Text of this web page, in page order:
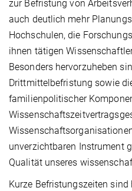
zur Befristung von
auch deutlich mehr
Hochschulen, die
ihnen tätigen
Besonders hervorzuheben
Drittmittelbefristung sowie
familienpolitischer
unverzichtbaren Instrument
Qualität unseres
Kurze Befristungszeiten